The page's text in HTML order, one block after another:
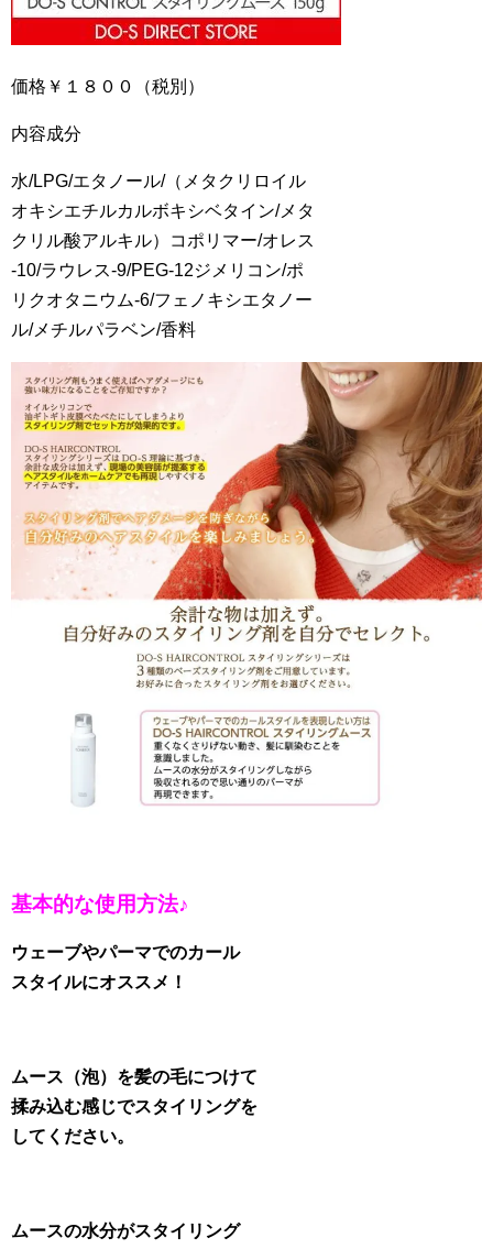
価格￥１８００（税別）
内容成分
水/LPG/エタノール/（メタクリロイル
オキシエチルカルボキシベタイン/メタ
クリル酸アルキル）コポリマー/オレス
-10/ラウレス-9/PEG-12ジメリコン/ポ
リクオタニウム-6/フェノキシエタノー
ル/メチルパラベン/香料
基本的な使用方法♪
ウェーブやパーマでのカール
スタイルにオススメ！
ムース（泡）を髪の毛につけて
揉み込む感じでスタイリングを
してください。
ムースの水分がスタイリング